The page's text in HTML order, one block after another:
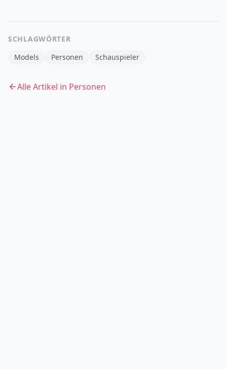
SCHLAGWÖRTER
Models
Personen Schauspieler
Alle Artikel in Personen